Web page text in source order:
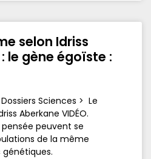
selon Idriss
le gène égoïste :
Sciences > Le
Aberkane VIDÉO.
peuvent se
de la même